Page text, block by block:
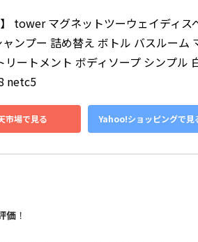
】 tower マグネットツーウェイディ
ャンプー 詰め替え ボトル バスルーム
リートメント ボディソープ シンプル
netc5
市場で見る Yahoo!ショッピングで見
価 ！